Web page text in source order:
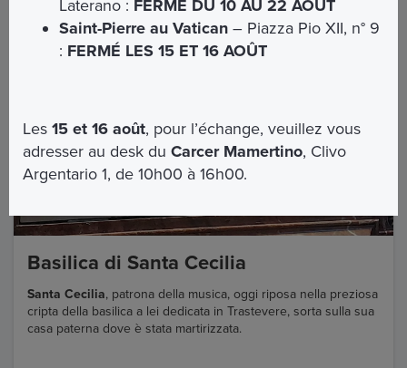
Basilica di Santa Cecilia
Santa Cecilia, patrona della musica, oggi riposa nella preziosa
cripta della basilica a lei dedicata in Trastevere, sorta sulla sua
casa paterna dove è stata martirizzata.
Laterano : FERMÉ DU 10 AU 22 AOÛT
Saint-Pierre au Vatican – Piazza Pio XII, n° 9
: FERMÉ LES 15 ET 16 AOÛT
Les15 et 16 août, pour l’échange, veuillez vous
adresser au desk duCarcer Mamertino, Clivo
Argentario 1, de 10h00 à 16h00.